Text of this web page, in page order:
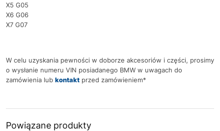
X5 G05
X6 G06
X7 G07
W celu uzyskania pewności w doborze akcesoriów i części, prosimy
o wysłanie numeru VIN posiadanego BMW w uwagach do
zamówienia lub kontakt przed zamówieniem*
Powiązane produkty